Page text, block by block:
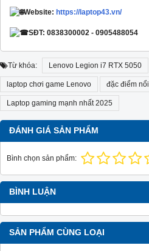
Website: https://laptop43.vn/
SĐT: 0838300002 - 0905488054
Từ khóa: Lenovo Legion i7 RTX 5050
laptop chơi game Lenovo đặc điểm
Laptop gaming mạnh nhất 2025
ĐÁNH GIÁ SẢN PHẨM
Bình chọn sản phẩm:
BÌNH LUẬN
SẢN PHẨM CÙNG LOẠI